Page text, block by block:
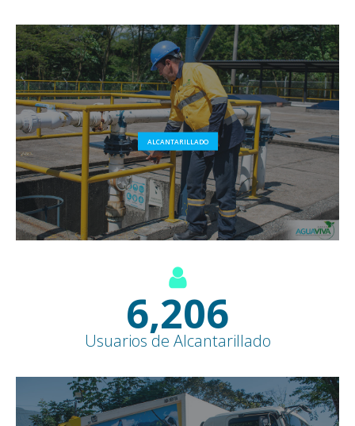
ALCANTARILLADO
7,600+
Usuarios de Alcantarillado